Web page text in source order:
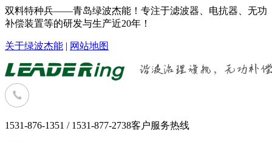
双料特种兵——青岛绿波杰能！专注于滤波器、电抗器、无功
补偿装置等的研发与生产近20年！
关于绿波杰能 | 网站地图
1531-876-1351 / 1531-877-2738客户服务热线